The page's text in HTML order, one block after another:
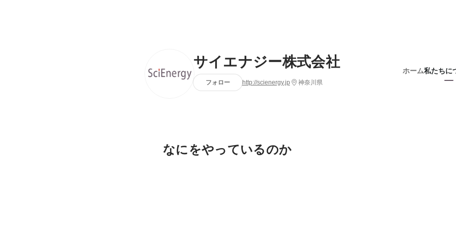
サイエナジー株式会社
フォロー http://scienergy.jp 神奈川県
ホーム私たちに
なにをやっているのか